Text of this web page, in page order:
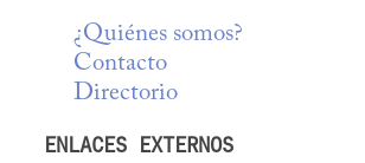
¿Quiénes somos?
Contacto
Directorio
ENLACES EXTERNOS